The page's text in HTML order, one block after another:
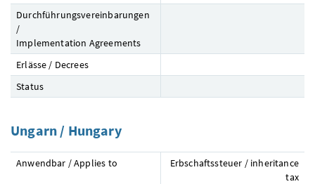
Durchführungsvereinbarungen
/
Implementation Agreements
Erlässe / Decrees
Status
Ungarn / Hungary
Anwendbar / Applies to
Erbschaftssteuer / inheritance
tax